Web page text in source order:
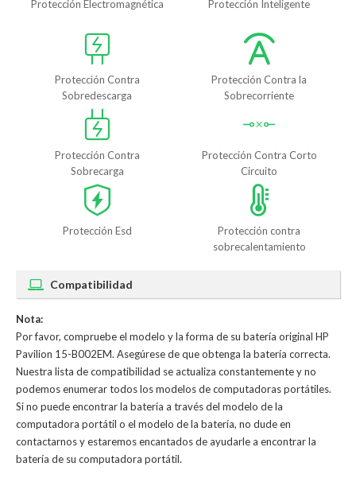
Protección Electromagnética Protección Inteligente
Protección Contra
Sobredescarga
Protección Contra la
Sobrecorriente
Protección Contra
Sobrecarga
Protección Contra Corto
Circuito
Protección Esd
Protección contra
sobrecalentamiento
Compatibilidad
Nota:
Por favor, compruebe el modelo y la forma de su batería original HP
Pavilion 15-B002EM. Asegúrese de que obtenga la batería correcta.
Nuestra lista de compatibilidad se actualiza constantemente y no
podemos enumerar todos los modelos de computadoras portátiles.
Si no puede encontrar la batería a través del modelo de la
computadora portátil o el modelo de la batería, no dude en
contactarnos y estaremos encantados de ayudarle a encontrar la
batería de su computadora portátil.